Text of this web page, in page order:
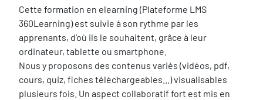
Cette formation en elearning (Plateforme LMS
360Learning) est suivie à son rythme par les
apprenants, d’où ils le souhaitent, grâce à leur
ordinateur, tablette ou smartphone.
Nous y proposons des contenus variés (vidéos, pdf,
cours, quiz, fiches téléchargeables...) visualisables
plusieurs fois. Un aspect collaboratif fort est mis en